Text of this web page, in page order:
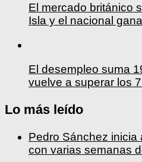
El mercado británico
Isla y el nacional
El desempleo suma
vuelve a superar los
Lo más leído
Pedro Sánchez inicia
con varias semanas